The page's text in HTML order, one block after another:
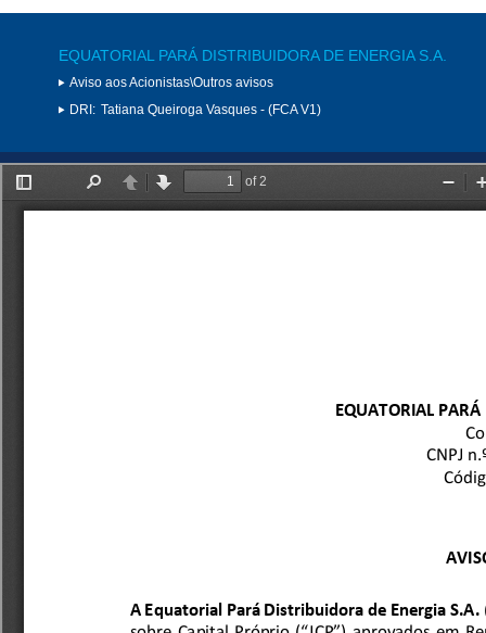
EQUATORIAL PARÁ DISTRIBUIDORA DE ENERGIA S.A.
Aviso aos Acionistas\Outros avisos
DRI: Tatiana Queiroga Vasques - (FCA V1)